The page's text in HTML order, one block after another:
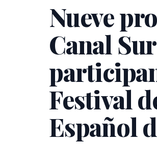
Nueve
Canal
Festival
Español